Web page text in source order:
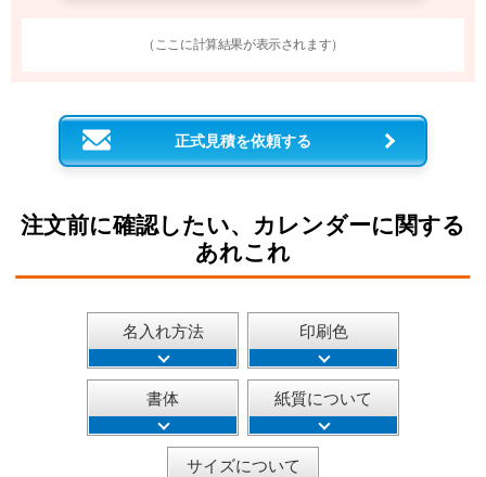
（ここに計算結果が表示されます）
正式見積を依頼する
注文前に確認したい、カレンダーに関する
あれこれ
名入れ方法 印刷色
書体 紙質について
サイズについて